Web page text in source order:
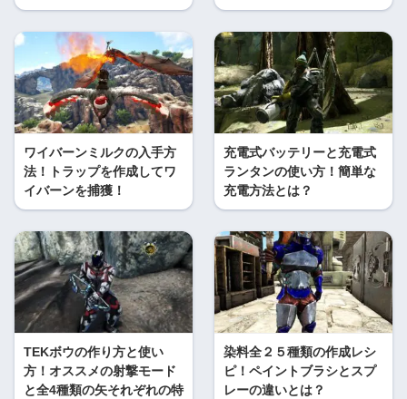
ワイバーンミルクの入手方
法！トラップを作成してワ
イバーンを捕獲！
充電式バッテリーと充電式
ランタンの使い方！簡単な
充電方法とは？
TEKボウの作り方と使い
方！オススメの射撃モード
と全4種類の矢それぞれの特
染料全２５種類の作成レシ
ピ！ペイントブラシとスプ
レーの違いとは？